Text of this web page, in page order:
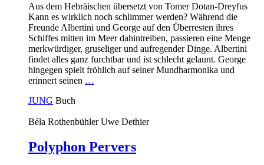
Aus dem Hebräischen übersetzt von Tomer Dotan-Dreyfus
Kann es wirklich noch schlimmer werden? Während die
Freunde Albertini und George auf den Überresten ihres
Schiffes mitten im Meer dahintreiben, passieren eine Menge
merkwürdiger, gruseliger und aufregender Dinge. Albertini
findet alles ganz furchtbar und ist schlecht gelaunt. George
hingegen spielt fröhlich auf seiner Mundharmonika und
erinnert seinen …
JUNG Buch
Béla Rothenbühler Uwe Dethier
Polyphon Pervers